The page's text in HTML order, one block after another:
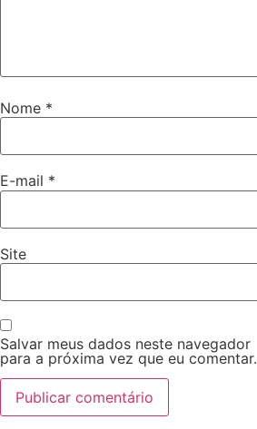
Nome *
E-mail *
Site
Salvar meus dados neste navegador
para a próxima vez que eu comentar.